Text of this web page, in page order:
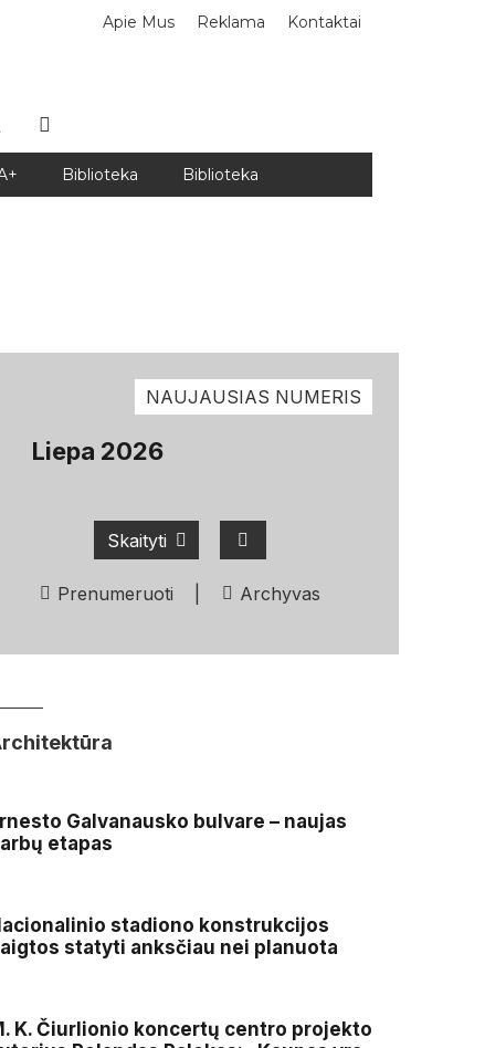
Apie Mus Reklama Kontaktai
Biblioteka Biblioteka
NAUJAUSIAS NUMERIS
Liepa 2026
Skaityti
Prenumeruoti Archyvas
Galvanausko bulvare – naujas
etapas
stadiono konstrukcijos
statyti anksčiau nei planuota
K. Čiurlionio koncertų centro projekto